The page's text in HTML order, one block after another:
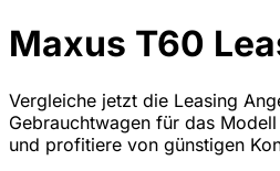
Maxus T60
Vergleiche jetzt die Leasing
Gebrauchtwagen für das
und profitiere von günstigen